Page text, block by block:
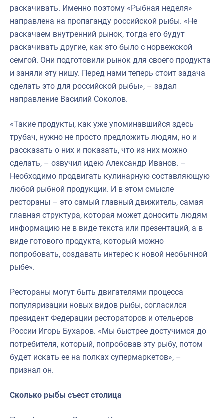
раскачивать. Именно поэтому «Рыбная неделя»
направлена на пропаганду российской рыбы. «Не
раскачаем внутренний рынок, тогда его будут
раскачивать другие, как это было с норвежской
семгой. Они подготовили рынок для своего продукта
и заняли эту нишу. Перед нами теперь стоит задача
сделать это для российской рыбы», – задал
направление Василий Соколов.
«Такие продукты, как уже упоминавшийся здесь
трубач, нужно не просто предложить людям, но и
рассказать о них и показать, что из них можно
сделать, – озвучил идею Александр Иванов. –
Необходимо продвигать кулинарную составляющую
любой рыбной продукции. И в этом смысле
рестораны – это самый главный движитель, самая
главная структура, которая может доносить людям
информацию не в виде текста или презентаций, а в
виде готового продукта, который можно
попробовать, создавать интерес к новой необычной
рыбе».
Рестораны могут быть двигателями процесса
популяризации новых видов рыбы, согласился
президент Федерации рестораторов и отельеров
России Игорь Бухаров. «Мы быстрее достучимся до
потребителя, который, попробовав эту рыбу, потом
будет искать ее на полках супермаркетов», –
признал он.
Сколько рыбы съест столица